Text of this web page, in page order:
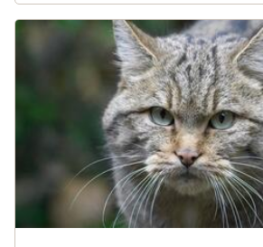
Vom Acker zum Wildkatzen-Korridor